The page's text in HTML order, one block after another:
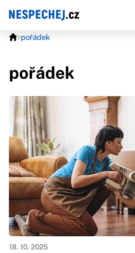
pořádek
pořádek
18. 10. 2025